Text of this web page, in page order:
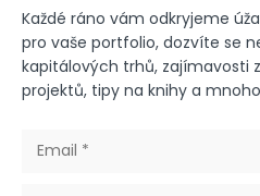
Každé ráno vám odkryjeme
pro vaše portfolio, dozvíte se
kapitálových trhů, zajímavosti
projektů, tipy na knihy a